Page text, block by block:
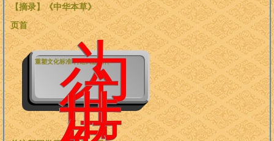
【摘录】《中华本草》
页首
重塑文化标准 再造民族精神
为
往
世